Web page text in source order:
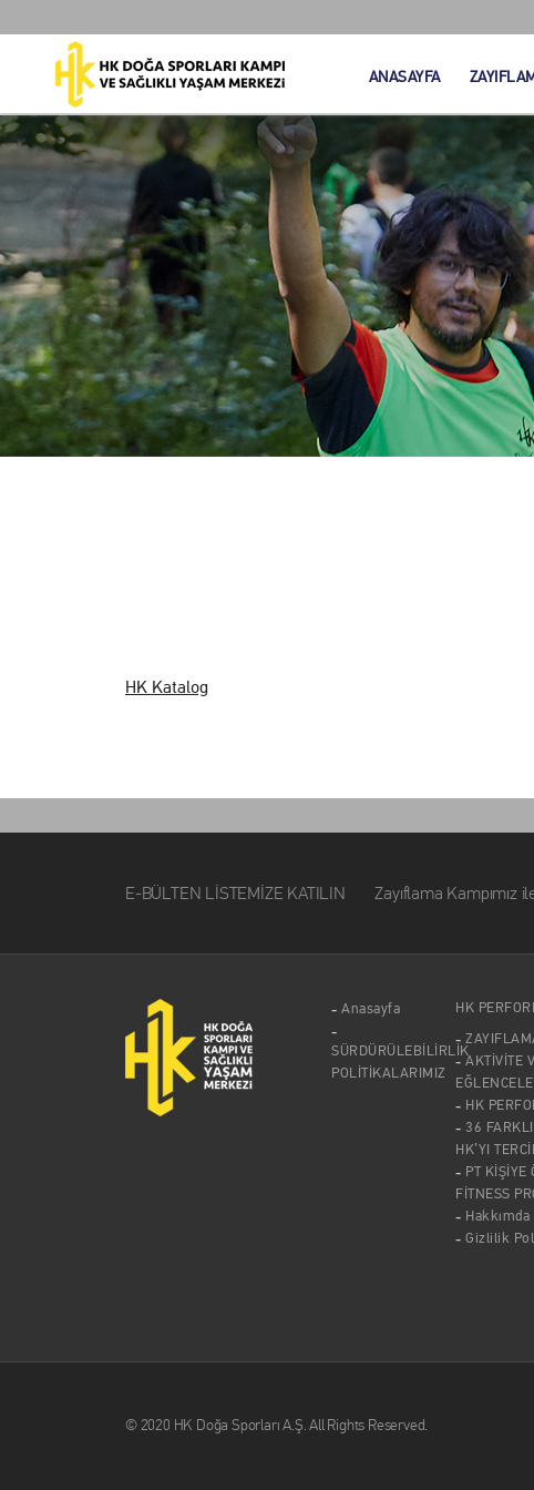
ANASAYFA
HK Katalog
E-BÜLTEN LİSTEMİZE KATILIN Zayıflama Kampımız
Anasayfa
SÜRDÜRÜLEBİLİRLİK
POLİTİKALARIMIZ
HK
AKTİVİTE
HK
36
HK’YI
PT KİŞİYE
FİTNESS
Hakkımda
Gizlilik
© 2020 HK Doğa Sporları A.Ş. All Rights Reserved.